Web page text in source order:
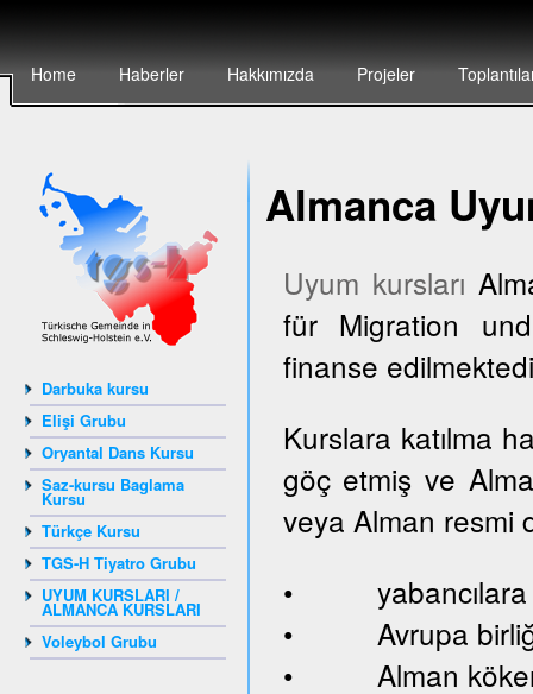
Home Haberler Hakkımızda Projeler
Darbuka kursu
Elişi Grubu
Oryantal Dans Kursu
Saz-kursu Baglama
Kursu
Türkçe Kursu
TGS-H Tiyatro Grubu
UYUM KURSLARI /
ALMANCA KURSLARI
Voleybol Grubu
Almanca
Uyum kursları
für Migration
finanse
Kurslara katılma
göç etmiş ve
veya Alman resmi
• yabancılara
• Avrupa birliği
• Alman